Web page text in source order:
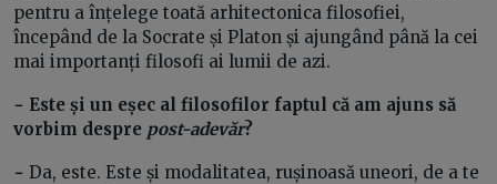
pentru a înțelege toată arhitectonica filosofiei,
începând de la Socrate și Platon și ajungând până la cei
mai importanți filosofi ai lumii de azi.
− Este și un eșec al filosofilor faptul că am ajuns să
vorbim despre post-adevăr?
− Da, este. Este și modalitatea, rușinoasă uneori, de a te